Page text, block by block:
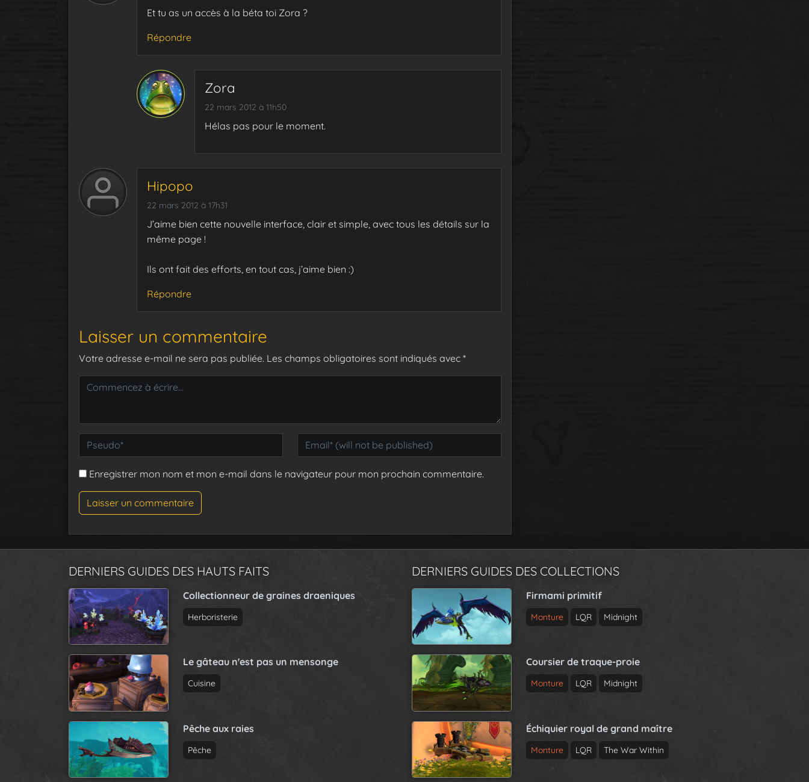
Et tu as un accès à la béta toi Zora ?
Répondre
Zora
22 mars 2012 à 11h50
Hélas pas pour le moment.
Hipopo
22 mars 2012 à 17h31
J’aime bien cette nouvelle interface, clair et simple, avec tous les détails sur la
même page !
Ils ont fait des efforts, en tout cas, j’aime bien :)
Répondre
Laisser un commentaire
Votre adresse e-mail ne sera pas publiée. Les champs obligatoires sont indiqués avec *
Enregistrer mon nom et mon e-mail dans le navigateur pour mon prochain commentaire.
DERNIERS GUIDES DES HAUTS FAITS
Collectionneur de graines draeniques
Herboristerie
Le gâteau n'est pas un mensonge
Cuisine
Pêche aux raies
Pêche
DERNIERS GUIDES DES COLLECTIONS
Firmami primitif
Monture LQR Midnight
Coursier de traque-proie
Monture LQR Midnight
Échiquier royal de grand maître
Monture LQR The War Within